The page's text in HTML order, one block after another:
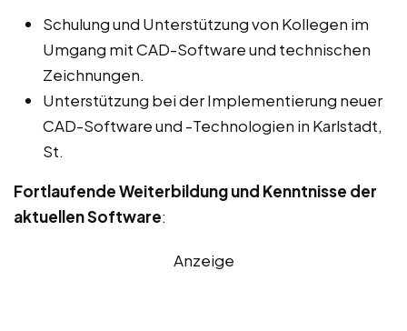
Schulung und Unterstützung von Kollegen im
Umgang mit CAD-Software und technischen
Zeichnungen.
Unterstützung bei der Implementierung neuer
CAD-Software und -Technologien in Karlstadt,
St.
Fortlaufende Weiterbildung und Kenntnisse der
aktuellen Software:
Anzeige